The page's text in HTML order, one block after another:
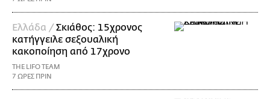
Ελλάδα /Σκιάθος: 15χρονος
κατήγγειλε σεξουαλική
κακοποίηση από 17χρονο
THE LIFO TEAM
7 ΩΡΕΣ ΠΡΙΝ